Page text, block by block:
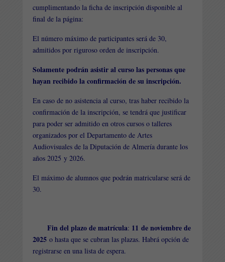
cumplimentando la ficha de inscripción disponible al
final de la página:
El número máximo de participantes será de 30,
admitidos por riguroso orden de inscripción.
Solamente podrán asistir al curso las personas que
hayan recibido la confirmación de su inscripción.
En caso de no asistencia al curso, tras haber recibido la
confirmación de la inscripción, se tendrá que justificar
para poder ser admitido en otros cursos o talleres
organizados por el Departamento de Artes
Audiovisuales de la Diputación de Almería durante los
años 2025 y 2026.
El máximo de alumnos que podrán matricularse será de
30.
Fin del plazo de matrícula: 11 de noviembre de
2025 o hasta que se cubran las plazas. Habrá opción de
registrarse en una lista de espera.